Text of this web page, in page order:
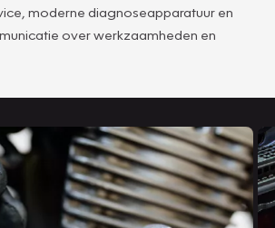
moderne diagnoseapparatuur en
over werkzaamheden en